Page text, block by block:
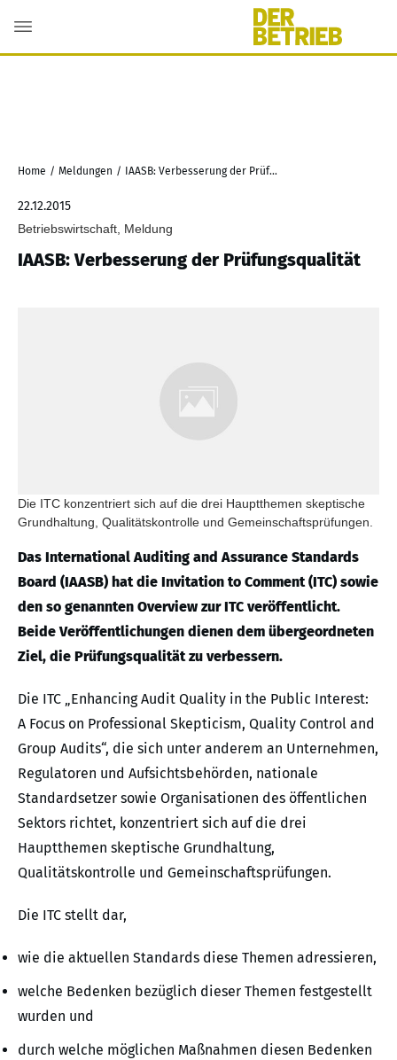
Home / Meldungen / IAASB: Verbesserung der Prüfungsqualität
22.12.2015
Betriebswirtschaft, Meldung
IAASB: Verbesserung der Prüfungsqualität
Die ITC konzentriert sich auf die drei Hauptthemen skeptische
Grundhaltung, Qualitätskontrolle und Gemeinschaftsprüfungen.
Das International Auditing and Assurance Standards
Board (IAASB) hat die Invitation to Comment (ITC) sowie
den so genannten Overview zur ITC veröffentlicht.
Beide Veröffentlichungen dienen dem übergeordneten
Ziel, die Prüfungsqualität zu verbessern.
Die ITC „Enhancing Audit Quality in the Public Interest:
A Focus on Professional Skepticism, Quality Control and
Group Audits“, die sich unter anderem an Unternehmen,
Regulatoren und Aufsichtsbehörden, nationale
Standardsetzer sowie Organisationen des öffentlichen
Sektors richtet, konzentriert sich auf die drei
Hauptthemen skeptische Grundhaltung,
Qualitätskontrolle und Gemeinschaftsprüfungen.
Die ITC stellt dar,
wie die aktuellen Standards diese Themen adressieren,
welche Bedenken bezüglich dieser Themen festgestellt
wurden und
durch welche möglichen Maßnahmen diesen Bedenken